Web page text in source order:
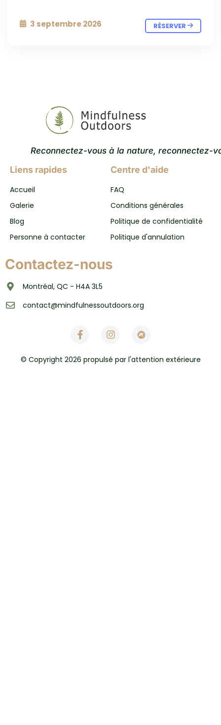
3 septembre 2026 RÉSERVER
Reconnectez-vous à la nature, reconnectez-
Liens rapides
Accueil
Galerie
Blog
Personne à contacter
Centre d'aide
FAQ
Conditions générales
Politique de confidentialité
Politique d'annulation
Contactez-nous
Montréal, QC - H4A 3L5
contact@mindfulnessoutdoors.org
© Copyright 2026 propulsé par l'attention extérieure